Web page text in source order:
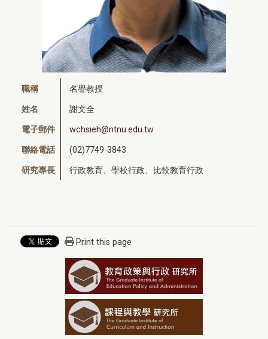
職稱 名譽教授
姓名 謝文全
電子郵件 wchsieh@ntnu.edu.tw
聯絡電話 (02)7749-3843
研究專長 行政教育、學校行政、比較教育行政
Print this page